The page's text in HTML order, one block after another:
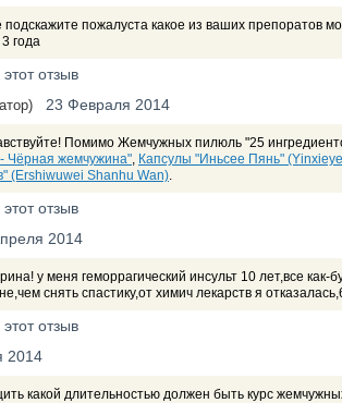
подскажите пожалуста какое из ваших препоратов
года
отзыв
23 Февраля 2014
Помимо Жемчужных пилюль "25
Чёрная жемчужина", Капсулы "Иньсее Пянь"
(Ershiwuwei Shanhu Wan).
отзыв
2014
у меня геморрагический инсульт 10 лет,все
снять спастику,от химич лекарств я
отзыв
2014
какой длительностью должен быть курс